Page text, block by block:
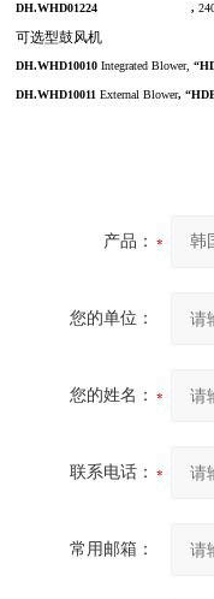
DH.WHD01224 ,
可选型鼓风机
DH.WHD10010 Integrated Blower, “
DH.WHD10011 External Blower, “
产品：
您的单位：
您的姓名：
联系电话：
常用邮箱：